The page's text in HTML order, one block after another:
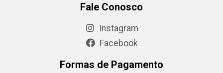
Fale Conosco
Instagram
Facebook
Formas de Pagamento